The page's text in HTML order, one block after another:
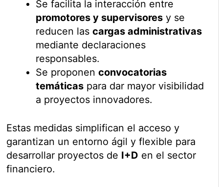
Se facilita la interacción entre
promotores y supervisores y se
reducen lascargas administrativas
mediante declaraciones
responsables.
Se proponenconvocatorias
temáticas para dar mayor visibilidad
a proyectos innovadores.
Estas medidas simplifican el acceso y
garantizan un entorno ágil y flexible para
desarrollar proyectos de I+D en el sector
financiero.